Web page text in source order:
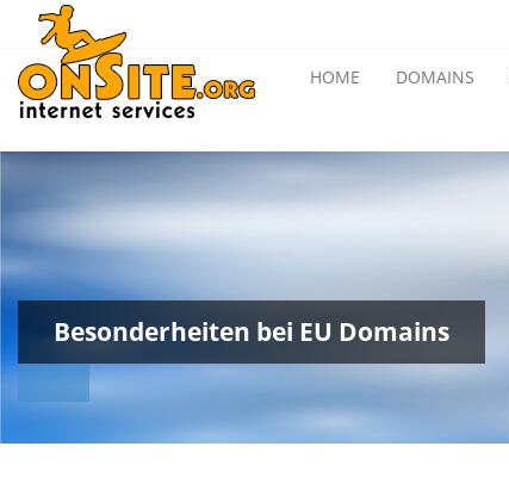
HOME DOMAINS
Besonderheiten bei EU Domains